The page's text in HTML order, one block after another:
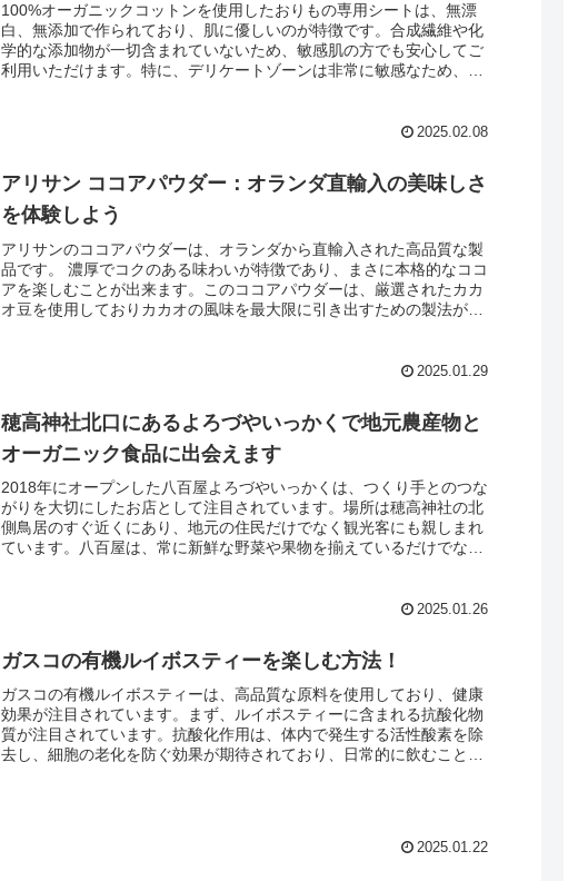
100%オーガニックコットンを使用したおりもの専用シートは、無漂
白、無添加で作られており、肌に優しいのが特徴です。合成繊維や化
学的な添加物が一切含まれていないため、敏感肌の方でも安心してご
利用いただけます。特に、デリケートゾーンは非常に敏感なため、選
自分自身の健康を大切にし、安心して日常生活を送ることを提案しま
2025.02.08
アリサン ココアパウダー：オランダ直輸入の美味しさ
を体験しよう
アリサンのココアパウダーは、オランダから直輸入された高品質な製
品です。 濃厚でコクのある味わいが特徴であり、まさに本格的なココ
アを楽しむことが出来ます。このココアパウダーは、厳選されたカカ
オ豆を使用しておりカカオの風味を最大限に引き出すための製法が施
2025.01.29
穂高神社北口にあるよろづやいっかくで地元農産物と
オーガニック食品に出会えます
2018年にオープンした八百屋よろづやいっかくは、つくり手とのつな
がりを大切にしたお店として注目されています。場所は穂高神社の北
側鳥居のすぐ近くにあり、地元の住民だけでなく観光客にも親しまれ
ています。八百屋は、常に新鮮な野菜や果物を揃えているだけでな
2025.01.26
ガスコの有機ルイボスティーを楽しむ方法！
ガスコの有機ルイボスティーは、高品質な原料を使用しており、健康
効果が注目されています。まず、ルイボスティーに含まれる抗酸化物
質が注目されています。抗酸化作用は、体内で発生する活性酸素を除
去し、細胞の老化を防ぐ効果が期待されており、日常的に飲むことで
2025.01.22